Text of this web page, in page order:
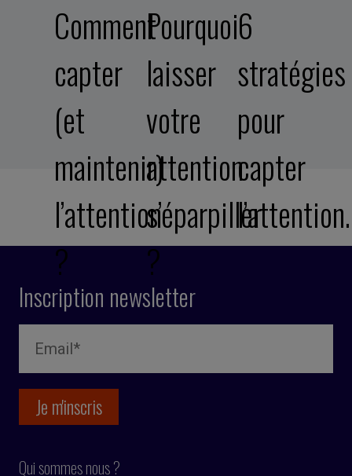
Comment
capter
(et
maintenir)
l’attention
?
Pourquoi
laisser
votre
attention
s’éparpiller
?
6
stratégies
pour
capter
Inscription newsletter
Qui sommes nous ?